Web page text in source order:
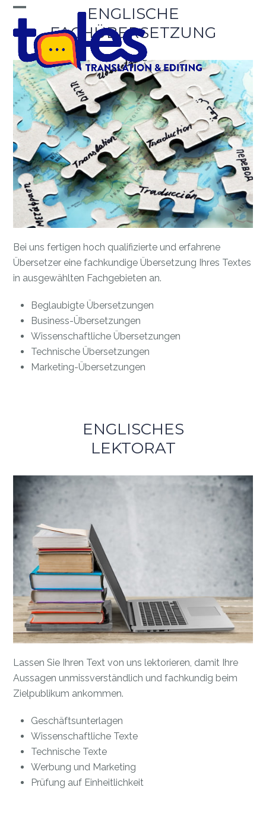
Skip
content
Open
mobile
menu
Close
mobile
menu
ENGLISCHE
FACHÜBERSETZUNG
Bei uns fertigen hoch qualifizierte und erfahrene
Übersetzer eine fachkundige Übersetzung Ihres Textes
in ausgewählten Fachgebieten an.
Beglaubigte Übersetzungen
Business-Übersetzungen
Wissenschaftliche Übersetzungen
Technische Übersetzungen
Marketing-Übersetzungen
ENGLISCHES
LEKTORAT
Lassen Sie Ihren Text von uns lektorieren, damit Ihre
Aussagen unmissverständlich und fachkundig beim
Zielpublikum ankommen.
Geschäftsunterlagen
Wissenschaftliche Texte
Technische Texte
Werbung und Marketing
Prüfung auf Einheitlichkeit